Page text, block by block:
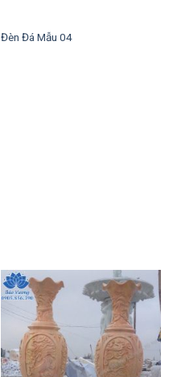
Đèn Đá Mẫu 04